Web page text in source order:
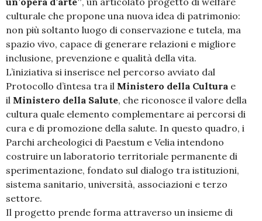
culturale che propone una nuova idea di patrimonio:
non più soltanto luogo di conservazione e tutela, ma
spazio vivo, capace di generare relazioni e migliore
inclusione, prevenzione e qualità della vita.
L’iniziativa si inserisce nel percorso avviato dal
Protocollo d’intesa tra il Ministero della Cultura e
il Ministero della Salute, che riconosce il valore della
cultura quale elemento complementare ai percorsi di
cura e di promozione della salute. In questo quadro, i
Parchi archeologici di Paestum e Velia intendono
costruire un laboratorio territoriale permanente di
sperimentazione, fondato sul dialogo tra istituzioni,
sistema sanitario, università, associazioni e terzo
settore.
Il progetto prende forma attraverso un insieme di